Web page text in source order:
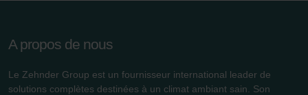
A propos de nous
Le Zehnder Group est un fournisseur international leader de
solutions complètes destinées à un climat ambiant sain. Son